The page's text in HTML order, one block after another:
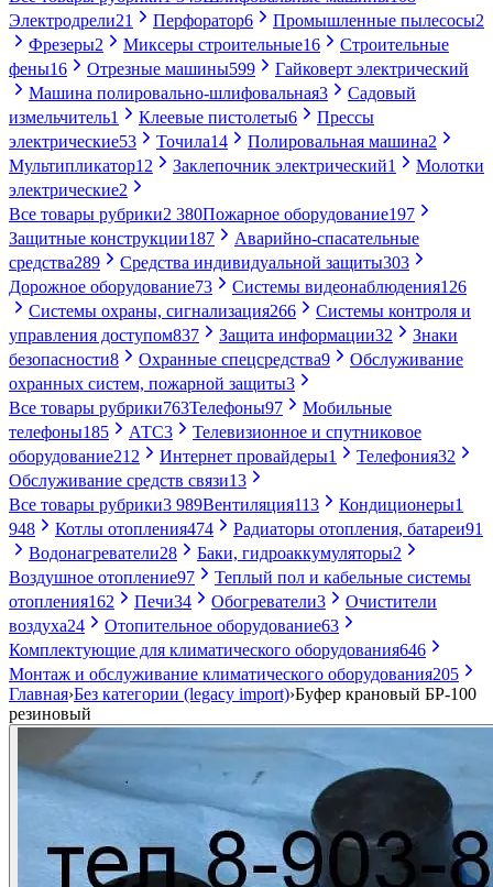
Электродрели21 Перфоратор6 Промышленные пылесосы2
Фрезеры2 Миксеры строительные16
Строительные
фены16 Отрезные машины599
Гайковерт электрический
Машина полировально-шлифовальная3
Садовый
измельчитель1 Клеевые пистолеты6
Прессы
электрические53 Точила14 Полировальная машина2
Мультипликатор12 Заклепочник электрический1
Молотки
электрические2
Все товары рубрики2 380Пожарное оборудование197
Защитные конструкции187
Аварийно-спасательные
средства289 Средства индивидуальной защиты303
Дорожное оборудование73 Системы видеонаблюдения126
Системы охраны, сигнализация266
Системы контроля и
управления доступом837 Защита информации32
Знаки
безопасности8 Охранные спецсредства9
Обслуживание
охранных систем, пожарной защиты3
Все товары рубрики763Телефоны97
Мобильные
телефоны185 АТС3
Телевизионное и спутниковое
оборудование212 Интернет провайдеры1 Телефония32
Обслуживание средств связи13
Все товары рубрики3 989Вентиляция113 Кондиционеры1
948
Котлы отопления474 Радиаторы отопления, батареи91
Водонагреватели28 Баки, гидроаккумуляторы2
Воздушное отопление97
Теплый пол и кабельные системы
отопления162 Печи34 Обогреватели3
Очистители
воздуха24 Отопительное оборудование63
Комплектующие для климатического оборудования646
Монтаж и обслуживание климатического оборудования205
Главная›Без категории (legacy import)›Буфер крановый БР-100
резиновый